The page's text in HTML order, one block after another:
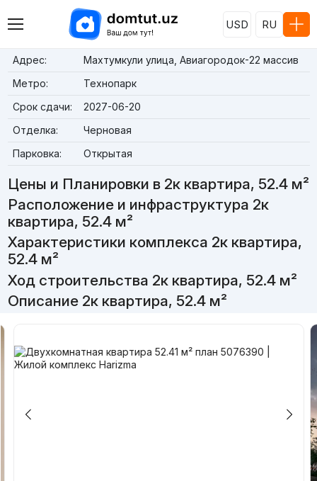
USD RU
Адрес:
Махтумкули улица, Авиагородок-22 массив
Метро:
Технопарк
Срок сдачи:
2027-06-20
Отделка:
Черновая
Парковка:
Открытая
Цены и Планировки в 2к квартира, 52.4 м²
Расположение и инфраструктура 2к
квартира, 52.4 м²
Характеристики комплекса 2к квартира,
52.4 м²
Ход строительства 2к квартира, 52.4 м²
Описание 2к квартира, 52.4 м²